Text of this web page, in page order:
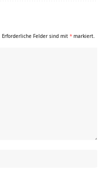
Erforderliche Felder sind mit * markiert.